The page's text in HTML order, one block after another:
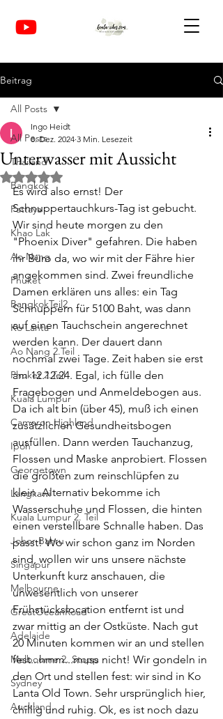
Beitrag
All Posts
Thailand
Bangkok
Pattaya
Khao Lak
Ao Nang
Phuket
BangkokTeil2
Ko Lanta
Ao Nang 2.Teil
Phuket 2.Teil
Kuala Lumpur
Cameron Highland
Ipoh
Georgetown
Langkawi
Kuala Lumpur 2. Teil
Johor Bahru
Singapur
Melbourne
GreatOceanRoad
Adelaide
Melbourne 2. Stopp
Sydney
Auckland
All Posts
Unterwasser mit Aussicht
Ingo Heidt
8. Dez. 2024 3 Min. Lesezeit
Mit NaN von 5 Sternen bewertet.
Es wird also ernst! Der
Schnuppertauchkurs-Tag ist gebucht.
Wir sind heute morgen zu den
"Phoenix Diver" gefahren. Die haben
ihr Büro da, wo wir mit der Fähre hier
angekommen sind. Zwei freundliche
Damen erklären uns alles: ein Tag
Schnuppern für 5100 Baht, was dann
auf einen Tauchschein angerechnet
werden kann. Der dauert dann
nochmal zwei Tage. Zeit haben sie erst
am 12.12.24. Egal, ich fülle den
Fragebogen und Anmeldebogen aus.
Da ich alt bin (über 45), muß ich einen
zusätzlichen Gesundheitsbogen
ausfüllen. Dann werden Tauchanzug,
Flossen und Maske anprobiert. Flossen
die größten zum reinschlüpfen zu
klein. Alternativ bekomme ich
Wasserschuhe und Flossen, die hinten
einen verstellbare Schnalle haben. Das
passt! Wo wir schon ganz im Norden
sind, wollen wir uns unsere nächste
Unterkunft kurz anschauen, die
unwesentlich von unserer
Frühstückslocation entfernt ist und
zwar mittig an der Ostküste. Nach gut
20 Minuten kommen wir an und stellen
fest...hmm...muss nicht! Wir gondeln in
den Ort und stellen fest: wir sind in Ko
Lanta Old Town. Sehr ursprünglich hier,
chillig und ruhig. Ok, es ist noch dazu